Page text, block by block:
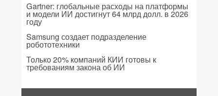
Gartner: глобальные расходы на платформы
и модели ИИ достигнут 64 млрд долл. в 2026
году
Samsung создает подразделение
робототехники
Только 20% компаний КИИ готовы к
требованиям закона об ИИ